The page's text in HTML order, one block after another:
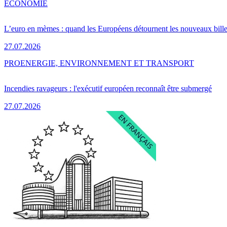
L’euro en mèmes : quand les Européens détournent les nouveaux
27.07.2026
ÉCONOMIE
Incendies ravageurs : l'exécutif européen reconnaît être submergé
27.07.2026
PROENERGIE, ENVIRONNEMENT ET TRANSPORT